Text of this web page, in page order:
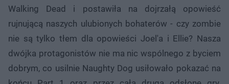
Walking Dead i postawiła na dojrzałą opowieść
rujnującą naszych ulubionych bohaterów - czy zombie
nie są tylko tłem dla opowieści Joel'a i Ellie? Nasza
dwójka protagonistów nie ma nic wspólnego z byciem
dobrym, co usilnie Naughty Dog usiłowało pokazać na